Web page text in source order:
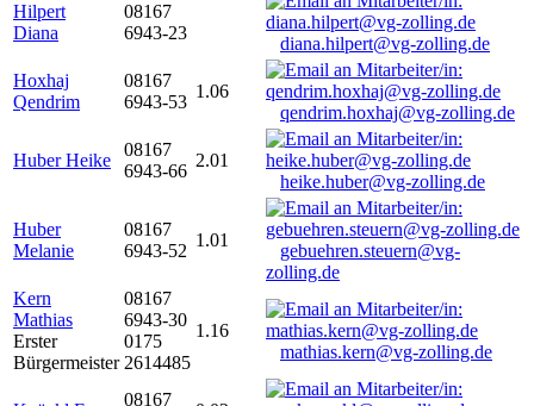
Hilpert
Diana
08167
6943-23
diana.hilpert@vg-zolling.de
Hoxhaj
Qendrim
08167
6943-53
1.06
qendrim.hoxhaj@vg-zolling.de
Huber Heike
08167
6943-66
2.01
heike.huber@vg-zolling.de
Huber
Melanie
08167
6943-52
1.01
gebuehren.steuern@vg-
zolling.de
Kern
Mathias
Erster
Bürgermeister
08167
6943-30
0175
2614485
1.16
mathias.kern@vg-zolling.de
08167